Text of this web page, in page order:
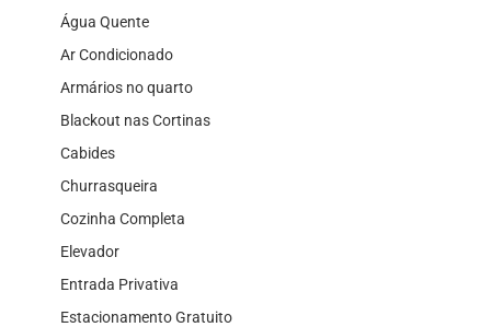
Água Quente
Ar Condicionado
Armários no quarto
Blackout nas Cortinas
Cabides
Churrasqueira
Cozinha Completa
Elevador
Entrada Privativa
Estacionamento Gratuito